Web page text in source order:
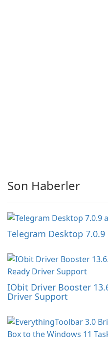
Son Haberler
Telegram Desktop
IObit Driver Booster
Driver Support